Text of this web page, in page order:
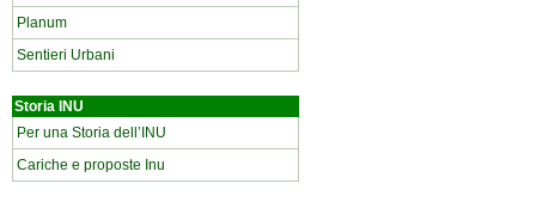
Planum
Sentieri Urbani
Storia INU
Per una Storia dell’INU
Cariche e proposte Inu